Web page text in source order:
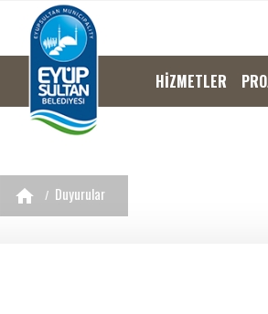
HİZMETLER
Duyurular